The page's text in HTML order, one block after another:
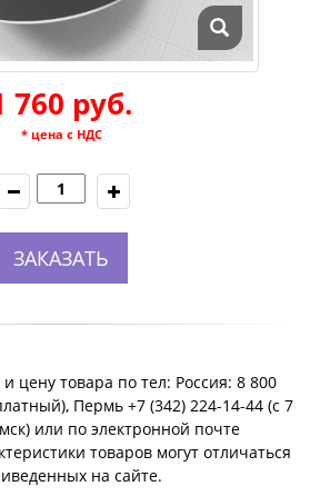
760 руб.
* цена с НДС
ЗАКАЗАТЬ
цену товара по тел: Россия: 8 800
Пермь +7 (342) 224-14-44 (c 7
или по электронной почте
товаров могут отличаться
на сайте.